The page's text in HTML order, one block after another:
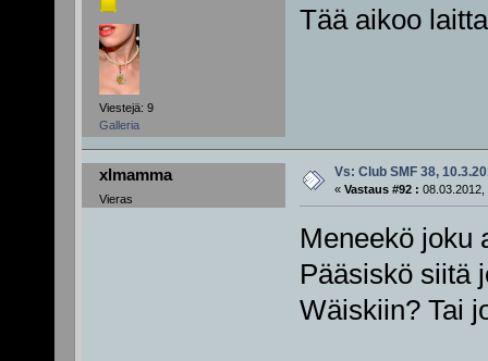
Viestejä: 9
Galleria
Tää aikoo
xlmamma
Vieras
Vs: Club SMF 38,
« Vastaus #92 : 08.03.2012,
Meneekö joku
Pääsiskö siitä
Wäiskiin? Tai